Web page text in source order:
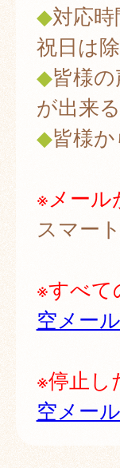
◆対応
祝日は
◆皆様
が出来
◆皆様
※メール
スマー
※すべて
空メー
※停止し
空メー